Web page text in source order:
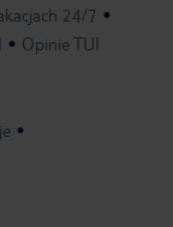
24/7
Opinie TUI